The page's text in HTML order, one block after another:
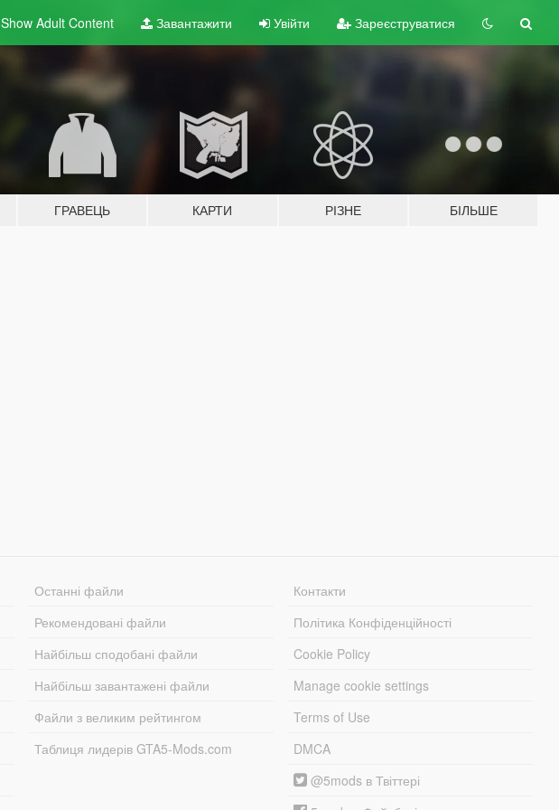
Show Adult Content Завантажити Увійти Зареєструватися
ГРАВЕЦЬ КАРТИ РІЗНЕ БІЛЬШЕ
Останні файли
Рекомендовані файли
Найбільш сподобані файли
Найбільш завантажені файли
Файли з великим рейтингом
Таблиця лидерів GTA5-Mods.com
Контакти
Політика Конфіденційності
Cookie Policy
Manage cookie settings
Terms of Use
DMCA
@5mods в Твіттері